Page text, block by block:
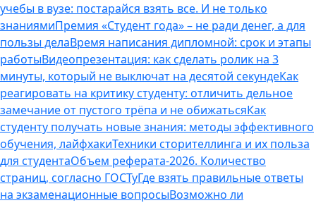
учебы в вузе: постарайся взять все. И не только
знаниямиПремия «Студент года» – не ради денег, а для
пользы делаВремя написания дипломной: срок и этапы
работыВидеопрезентация: как сделать ролик на 3
минуты, который не выключат на десятой секундеКак
реагировать на критику студенту: отличить дельное
замечание от пустого трёпа и не обижатьсяКак
студенту получать новые знания: методы эффективного
обучения, лайфхакиТехники сторителлинга и их польза
для студентаОбъем реферата-2026. Количество
страниц, согласно ГОСТуГде взять правильные ответы
на экзаменационные вопросыВозможно ли